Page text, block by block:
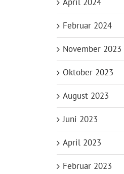
Februar 2024
November 2023
Oktober 2023
August 2023
Juni 2023
April 2023
Februar 2023